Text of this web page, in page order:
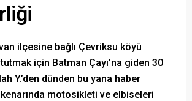
ilçesine bağlı Çevriksu köyü
için Batman Çayı’na giden 30
Y.’den dünden bu yana haber
kenarında motosikleti ve elbiseleri